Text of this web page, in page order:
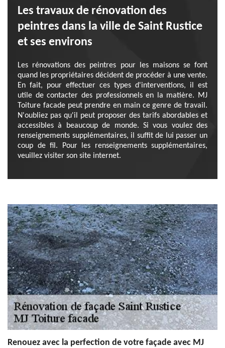
Les travaux de rénovation des
peintres dans la ville de Saint Rustice
et ses environs
Les rénovations des peintres pour les maisons se font
quand les propriétaires décident de procéder à une vente.
En fait, pour effectuer ces types d'interventions, il est
utile de contacter des professionnels en la matière. MJ
Toiture facade peut prendre en main ce genre de travail.
N'oubliez pas qu'il peut proposer des tarifs abordables et
accessibles à beaucoup de monde. Si vous voulez des
renseignements supplémentaires, il suffit de lui passer un
coup de fil. Pour les renseignements supplémentaires,
veuillez visiter son site internet.
Renouez avec la perfection de votre façade avec MJ